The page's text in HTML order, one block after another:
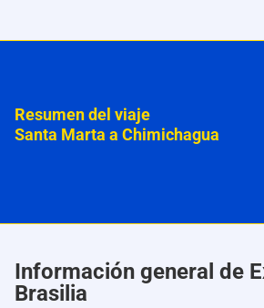
Resumen del viaje
Santa Marta a Chimichagua
Información general de
Brasilia